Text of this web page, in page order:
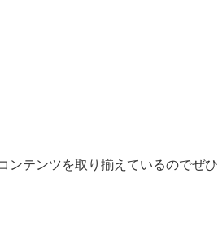
ンテンツを取り揃えているのでぜひ